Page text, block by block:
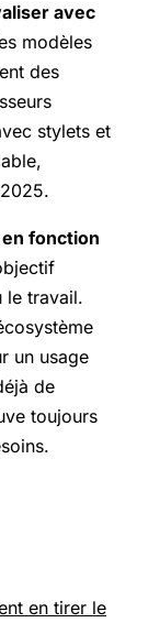
avec
modèles
des
stylets et
fonction
le travail.
un usage
de
toujours
en tirer le